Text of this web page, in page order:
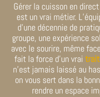
Gérer la cuisson en
est un vrai métier.
d’une décennie de
groupe, une expérience
avec le sourire, même
fait la force d’un vrai
n’est jamais laissé au
on vous sert dans la
rendre un espace